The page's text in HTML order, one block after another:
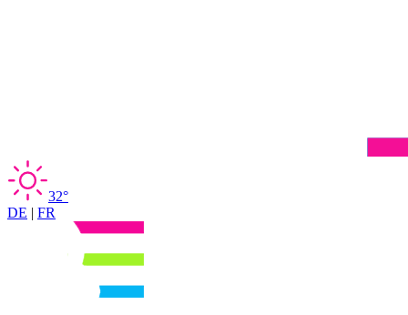
32°
DE | FR